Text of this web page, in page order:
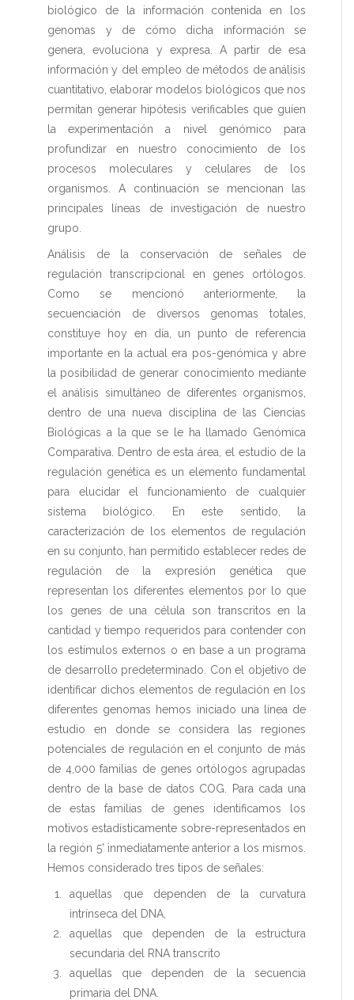
biológico de la información contenida en los
genomas y de cómo dicha información se
genera, evoluciona y expresa. A partir de esa
información y del empleo de métodos de análisis
cuantitativo, elaborar modelos biológicos que nos
permitan generar hipótesis verificables que guíen
la experimentación a nivel genómico para
profundizar en nuestro conocimiento de los
procesos moleculares y celulares de los
organismos. A continuación se mencionan las
principales líneas de investigación de nuestro
grupo.
Análisis de la conservación de señales de
regulación transcripcional en genes ortólogos.
Como se mencionó anteriormente, la
secuenciación de diversos genomas totales,
constituye hoy en día, un punto de referencia
importante en la actual era pos-genómica y abre
la posibilidad de generar conocimiento mediante
el análisis simultáneo de diferentes organismos,
dentro de una nueva disciplina de las Ciencias
Biológicas a la que se le ha llamado Genómica
Comparativa. Dentro de esta área, el estudio de la
regulación genética es un elemento fundamental
para elucidar el funcionamiento de cualquier
sistema biológico. En este sentido, la
caracterización de los elementos de regulación
en su conjunto, han permitido establecer redes de
regulación de la expresión genética que
representan los diferentes elementos por lo que
los genes de una célula son transcritos en la
cantidad y tiempo requeridos para contender con
los estímulos externos o en base a un programa
de desarrollo predeterminado. Con el objetivo de
identificar dichos elementos de regulación en los
diferentes genomas hemos iniciado una línea de
estudio en donde se considera las regiones
potenciales de regulación en el conjunto de más
de 4,000 familias de genes ortólogos agrupadas
dentro de la base de datos COG. Para cada una
de estas familias de genes identificamos los
motivos estadísticamente sobre-representados en
la región 5' inmediatamente anterior a los mismos.
Hemos considerado tres tipos de señales:
aquellas que dependen de la curvatura
intrínseca del DNA,
aquellas que dependen de la estructura
secundaria del RNA transcrito
aquellas que dependen de la secuencia
primaria del DNA.